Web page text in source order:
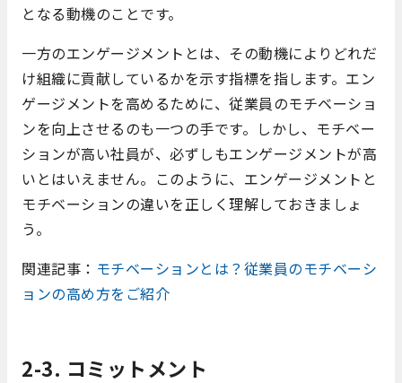
となる動機のことです。
一方のエンゲージメントとは、その動機によりどれだ
け組織に貢献しているかを示す指標を指します。エン
ゲージメントを高めるために、従業員のモチベーショ
ンを向上させるのも一つの手です。しかし、モチベー
ションが高い社員が、必ずしもエンゲージメントが高
いとはいえません。このように、エンゲージメントと
モチベーションの違いを正しく理解しておきましょ
う。
関連記事： モチベーションとは？従業員のモチベーシ
ョンの高め方をご紹介
2-3. コミットメント